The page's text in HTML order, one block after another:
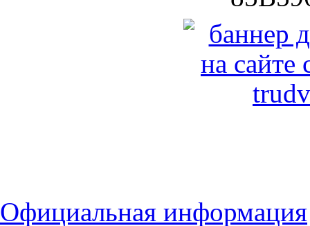
Официальная информация